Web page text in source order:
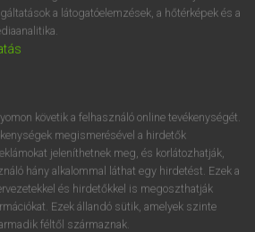
APPLIKÁCIÓ
OFFICE BŐVÍTMÉNY
SZÓTÁRMODUL
a látogatóelemzések, a hőtérképek és a
követik a felhasználó online tevékenységét.
megismerésével a hirdetők
jeleníthetnek meg, és korlátozhatják,
hány alkalommal láthat egy hirdetést. Ezek a
és hirdetőkkel is megoszthatják
Ezek állandó sütik, amelyek szinte
féltől származnak.